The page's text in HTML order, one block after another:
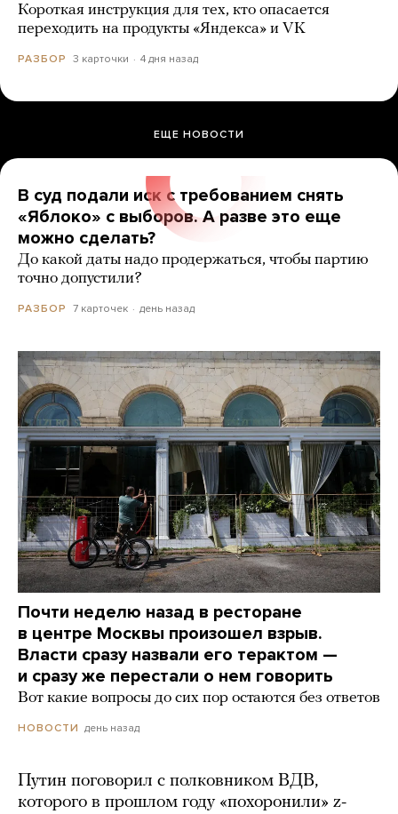
Короткая инструкция для тех, кто опасается
переходить на продукты «Яндекса» и VK
РАЗБОР 3 карточки 4 дня назад
ЕЩЕ НОВОСТИ
В суд подали иск с требованием снять
«Яблоко» с выборов. А разве это еще
можно сделать?
До какой даты надо продержаться, чтобы партию
точно допустили?
РАЗБОР 7 карточек день назад
Почти неделю назад в ресторане
в центре Москвы произошел взрыв.
Власти сразу назвали его терактом —
и сразу же перестали о нем говорить
Вот какие вопросы до сих пор остаются без ответов
НОВОСТИ день назад
Путин поговорил с полковником ВДВ,
которого в прошлом году «похоронили» z-